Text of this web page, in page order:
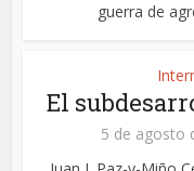
guerra de
El
5 de agosto